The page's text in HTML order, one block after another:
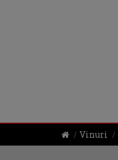
Vinuri